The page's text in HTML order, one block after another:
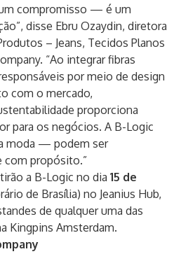
compromisso — é um
disse Ebru Ozaydin, diretora
– Jeans, Tecidos Planos
“Ao integrar fibras
por meio de design
com o mercado,
proporciona
para os negócios. A B-Logic
moda — podem ser
com propósito.”
a B-Logic no dia 15 de
de Brasília) no Jeanius Hub,
de qualquer uma das
Kingpins Amsterdam.